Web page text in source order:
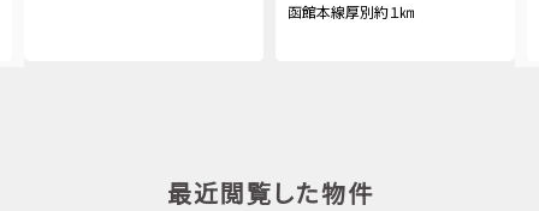
函館本線厚別約１㎞
最近閲覧した物件